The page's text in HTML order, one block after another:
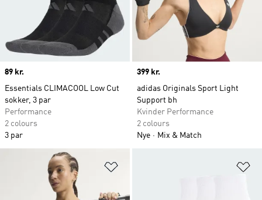
Price
89 kr.
Essentials CLIMACOOL Low Cut
sokker, 3 par
Performance
2 colours
3 par
Price
399 kr.
adidas Originals Sport Light
Support bh
Kvinder Performance
2 colours
Nye
Mix & Match